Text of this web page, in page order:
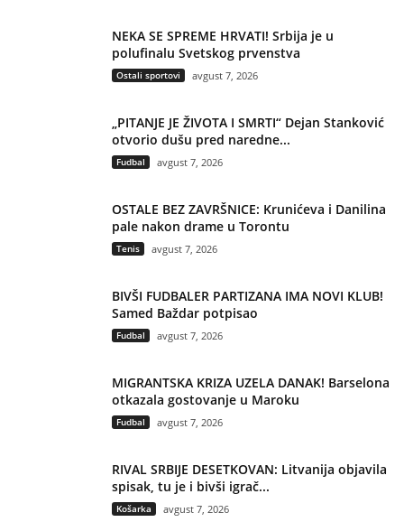
NEKA SE SPREME HRVATI! Srbija je u
polufinalu Svetskog prvenstva
Ostali sportovi avgust 7, 2026
„PITANJE JE ŽIVOTA I SMRTI“ Dejan Stanković
otvorio dušu pred naredne...
Fudbal avgust 7, 2026
OSTALE BEZ ZAVRŠNICE: Krunićeva i Danilina
pale nakon drame u Torontu
Tenis avgust 7, 2026
BIVŠI FUDBALER PARTIZANA IMA NOVI KLUB!
Samed Baždar potpisao
Fudbal avgust 7, 2026
MIGRANTSKA KRIZA UZELA DANAK! Barselona
otkazala gostovanje u Maroku
Fudbal avgust 7, 2026
RIVAL SRBIJE DESETKOVAN: Litvanija objavila
spisak, tu je i bivši igrač...
Košarka avgust 7, 2026